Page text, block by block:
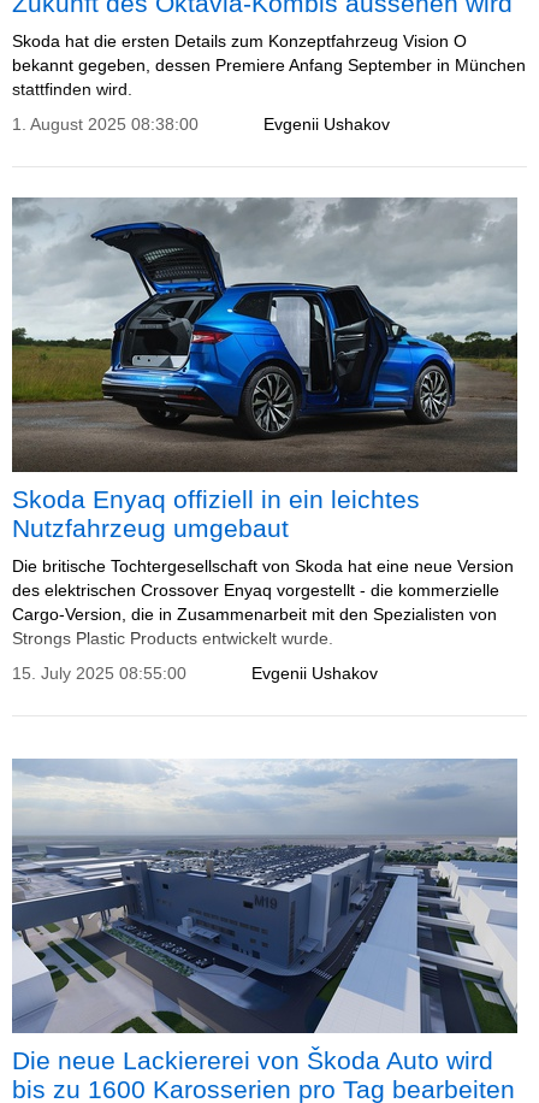
Skoda hat die ersten Details zum Konzeptfahrzeug Vision O
bekannt gegeben, dessen Premiere Anfang September in München
stattfinden wird.
Evgenii Ushakov
1. August 2025 08:38:00
Skoda Enyaq offiziell in ein leichtes
Nutzfahrzeug umgebaut
Die britische Tochtergesellschaft von Skoda hat eine neue Version
des elektrischen Crossover Enyaq vorgestellt - die kommerzielle
Cargo-Version, die in Zusammenarbeit mit den Spezialisten von
Strongs Plastic Products entwickelt wurde.
Evgenii Ushakov
15. July 2025 08:55:00
Die neue Lackiererei von Škoda Auto wird
bis zu 1600 Karosserien pro Tag bearbeiten